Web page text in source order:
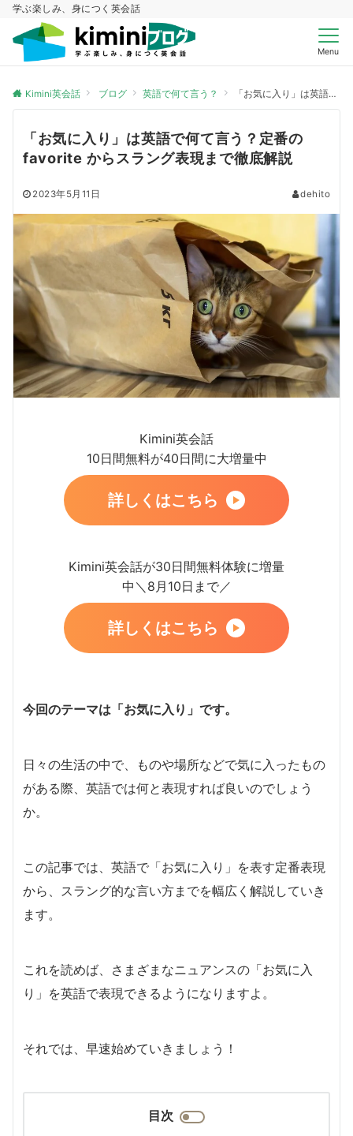
学ぶ楽しみ、身につく英会話
Menu
Kimini英会話 ブログ 英語で何て言う？ 「お気に入り」は英語で何て言う？定番の favorite からスラング表現まで徹底解説
「お気に入り」は英語で何て言う？定番の
favorite からスラング表現まで徹底解説
2023年5月11日 dehito
Kimini英会話
10日間無料が40日間に大増量中
詳しくはこちら
Kimini英会話が30日間無料体験に増量
中＼8月10日まで／
詳しくはこちら
今回のテーマは「お気に入り」です。
日々の生活の中で、ものや場所などで気に入ったもの
がある際、英語では何と表現すれば良いのでしょう
か。
この記事では、英語で「お気に入り」を表す定番表現
から、スラング的な言い方までを幅広く解説していき
ます。
これを読めば、さまざまなニュアンスの「お気に入
り」を英語で表現できるようになりますよ。
それでは、早速始めていきましょう！
目次